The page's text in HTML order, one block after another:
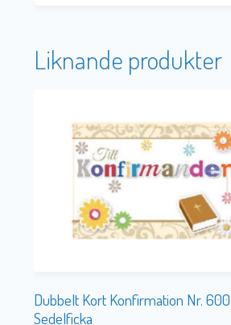
Liknande produkter
Dubbelt Kort Konfirmation Nr. 600
Sedelficka